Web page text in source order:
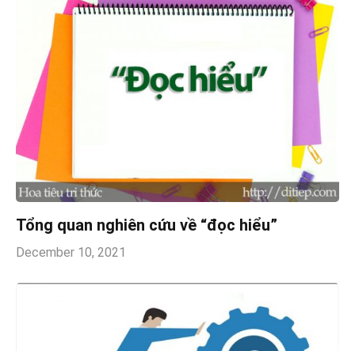
Tổng quan nghiên cứu về “đọc hiểu”
December 10, 2021